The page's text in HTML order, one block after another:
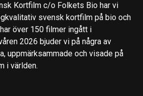
Kortfilm c/o Folkets Bio har vi
svensk kortfilm på bio och
över 150 filmer ingått i
2026 bjuder vi på några av
uppmärksammade och visade på
i världen.